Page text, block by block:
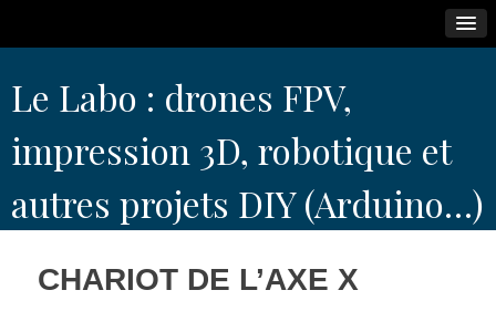
to
content
Le Labo : drones FPV,
impression 3D, robotique et
autres projets DIY (Arduino…)
CHARIOT DE L’AXE X